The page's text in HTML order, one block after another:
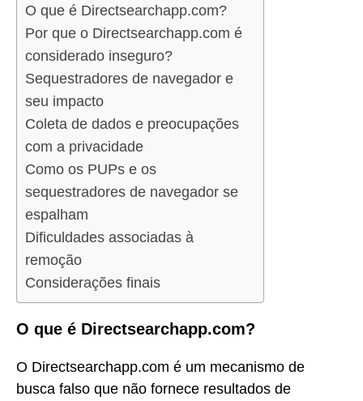
O que é Directsearchapp.com?
Por que o Directsearchapp.com é
considerado inseguro?
Sequestradores de navegador e
seu impacto
Coleta de dados e preocupações
com a privacidade
Como os PUPs e os
sequestradores de navegador se
espalham
Dificuldades associadas à
remoção
Considerações finais
O que é Directsearchapp.com?
O Directsearchapp.com é um mecanismo de
busca falso que não fornece resultados de